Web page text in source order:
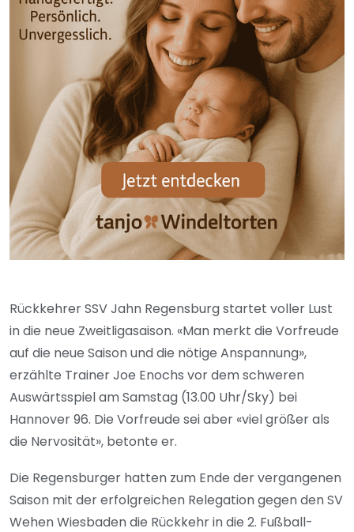
Rückkehrer SSV Jahn Regensburg startet voller Lust
in die neue Zweitligasaison. «Man merkt die Vorfreude
auf die neue Saison und die nötige Anspannung»,
erzählte Trainer Joe Enochs vor dem schweren
Auswärtsspiel am Samstag (13.00 Uhr/Sky) bei
Hannover 96. Die Vorfreude sei aber «viel größer als
die Nervosität», betonte er.
Die Regensburger hatten zum Ende der vergangenen
Saison mit der erfolgreichen Relegation gegen den SV
Wehen Wiesbaden die Rückkehr in die 2. Fußball-